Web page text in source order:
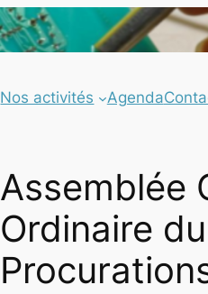
Nos activités Agenda
Assemblée
Ordinaire